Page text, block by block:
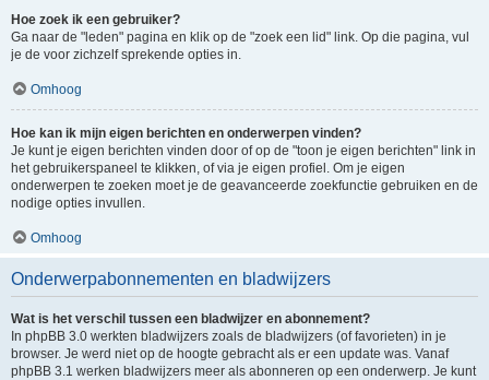
Hoe zoek ik een gebruiker?
Ga naar de "leden" pagina en klik op de "zoek een lid" link. Op die pagina, vul
je de voor zichzelf sprekende opties in.
Omhoog
Hoe kan ik mijn eigen berichten en onderwerpen vinden?
Je kunt je eigen berichten vinden door of op de "toon je eigen berichten" link in
het gebruikerspaneel te klikken, of via je eigen profiel. Om je eigen
onderwerpen te zoeken moet je de geavanceerde zoekfunctie gebruiken en de
nodige opties invullen.
Omhoog
Onderwerpabonnementen en bladwijzers
Wat is het verschil tussen een bladwijzer en abonnement?
In phpBB 3.0 werkten bladwijzers zoals de bladwijzers (of favorieten) in je
browser. Je werd niet op de hoogte gebracht als er een update was. Vanaf
phpBB 3.1 werken bladwijzers meer als abonneren op een onderwerp. Je kunt